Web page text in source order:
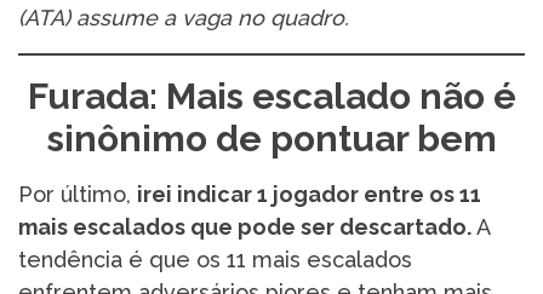
(ATA) assume a vaga no quadro.
Furada: Mais escalado não é
sinônimo de pontuar bem
Por último, irei indicar 1 jogador entre os 11
mais escalados que pode ser descartado.A
tendência é que os 11 mais escalados